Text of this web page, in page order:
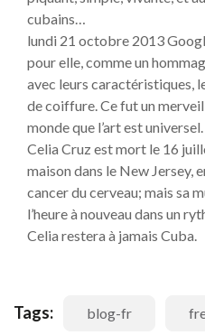
cubains…
lundi 21 octobre 2013
pour elle, comme un
avec leurs caractéristiques,
de coiffure. Ce fut un
monde que l’art est universel.
Celia Cruz est mort le 16
maison dans le New Jersey,
cancer du cerveau; mais sa
l’heure à nouveau dans un
Celia restera à jamais Cuba.
Tags: blog-fr